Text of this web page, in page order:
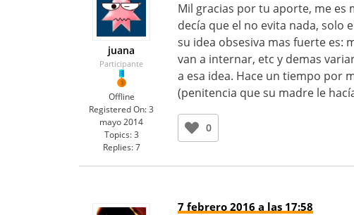
juana
Participante
Offline
Registered On:3
mayo 2014
Topics: 3
Replies: 7
Mil gracias por tu aporte, me es
decía que el no evita nada, solo
su idea obsesiva mas fuerte es:
van a internar, etc y demas
a esa idea. Hace un tiempo por
(penitencia que su madre le
0
7 febrero 2016 a las 17:58